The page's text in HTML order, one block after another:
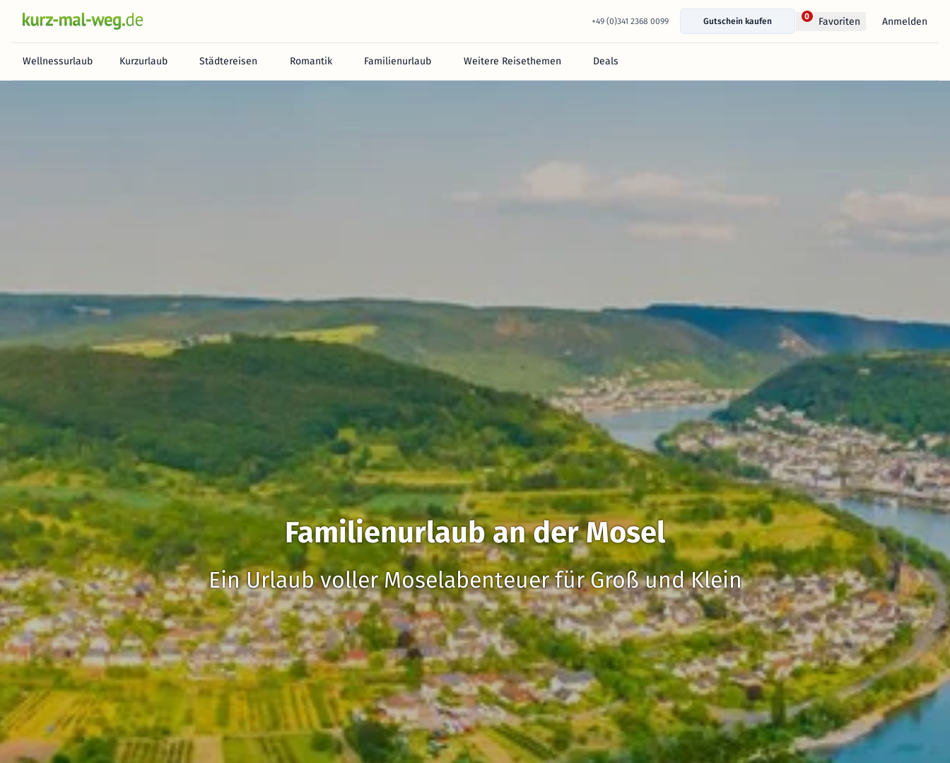
+49 (0)341 2368 0099 Gutschein kaufen
0 Favoriten Anmelden
Wellnessurlaub Kurzurlaub Städtereisen Romantik Familienurlaub Weitere Reisethemen Deals
Familienurlaub an der Mosel
Ein Urlaub voller Moselabenteuer für Groß und Klein